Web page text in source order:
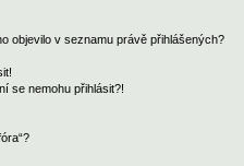
objevilo v seznamu právě přihlášených?
se nemohu přihlásit?!